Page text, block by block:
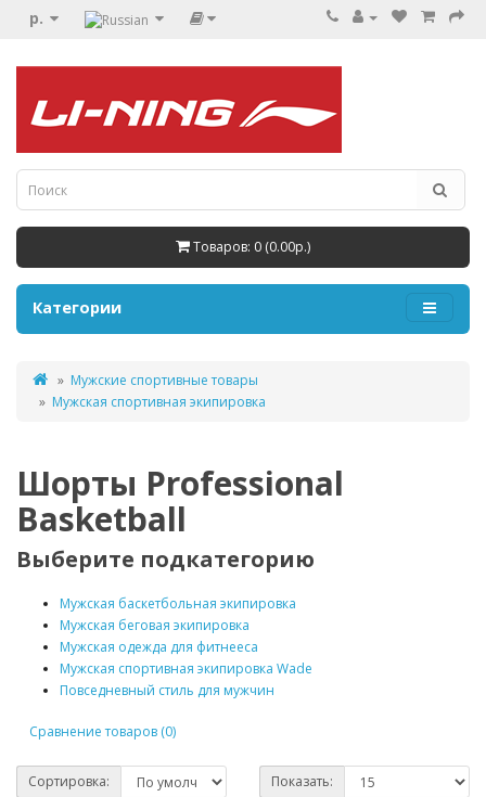
р.
Товаров: 0 (0.00р.)
Категории
Мужские спортивные товары
Мужская спортивная экипировка
Шорты Professional
Basketball
Выберите подкатегорию
Мужская баскетбольная экипировка
Мужская беговая экипировка
Мужская одежда для фитнееса
Мужская спортивная экипировка Wade
Повседневный стиль для мужчин
Сравнение товаров (0)
Сортировка: Показать: